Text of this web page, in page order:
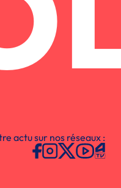
actu sur nos réseaux :